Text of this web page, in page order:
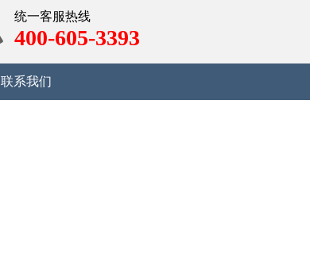
统一客服热线
400-605-3393
联系我们